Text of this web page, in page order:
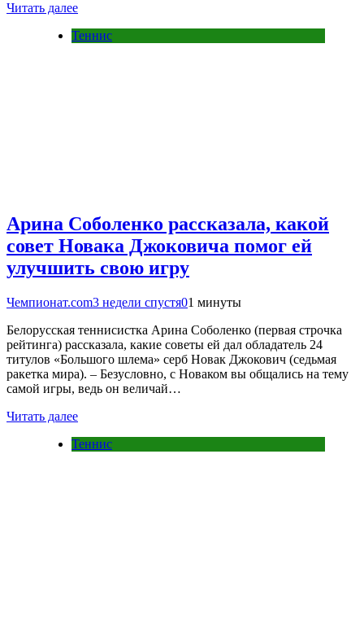
Читать далее
Теннис
Арина Соболенко рассказала, какой
совет Новака Джоковича помог ей
улучшить свою игру
Чемпионат.com3 недели спустя01 минуты
Белорусская теннисистка Арина Соболенко (первая строчка
рейтинга) рассказала, какие советы ей дал обладатель 24
титулов «Большого шлема» серб Новак Джокович (седьмая
ракетка мира). – Безусловно, с Новаком вы общались на тему
самой игры, ведь он величай…
Читать далее
Теннис